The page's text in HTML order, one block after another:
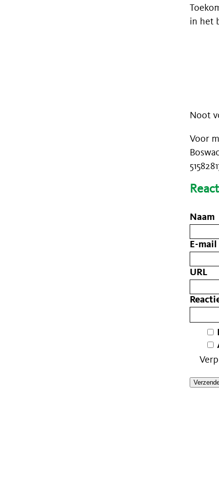
in het
Noot
Voor
Naam
E-mail
URL